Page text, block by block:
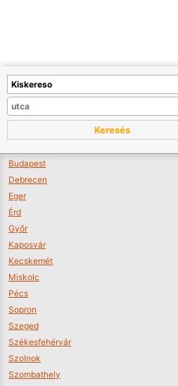
Keresés
Budapest
Debrecen
Eger
Érd
Győr
Kaposvár
Kecskemét
Miskolc
Pécs
Sopron
Szeged
Székesfehérvár
Szolnok
Szombathely
Sajnos nincs a térképen megjeleníthető
Tovább a webáruházakhoz >>
A térképet kicsinyíteni kell, hogy
Boltok látszódjanak >>